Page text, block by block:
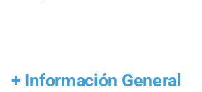
+ Información General